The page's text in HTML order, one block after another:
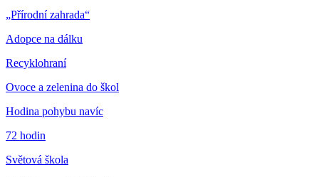
„Přírodní zahrada“
Adopce na dálku
Recyklohraní
Ovoce a zelenina do škol
Hodina pohybu navíc
72 hodin
Světová škola